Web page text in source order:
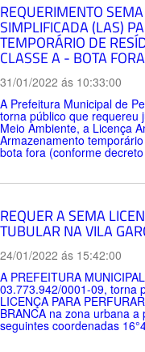
REQUERIMENTO
SIMPLIFICADA (LAS)
TEMPORÁRIO DE
CLASSE A - BOTA FORA
31/01/2022 ás 10:33:00
A Prefeitura Municipal de
torna público que requereu
Meio Ambiente, a Licença
Armazenamento
bota fora (conforme decreto
REQUER A SEMA
TUBULAR NA VILA
24/01/2022 ás 15:42:00
A PREFEITURA
03.773.942/0001-09, torna
LICENÇA PARA
BRANCA na zona urbana
seguintes coordenadas